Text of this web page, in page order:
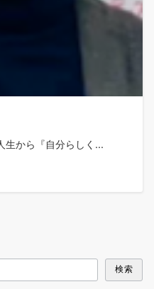
生から『自分らしく...
検索